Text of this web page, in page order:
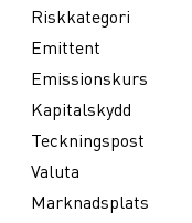
Riskkategori
Emittent
Emissionskurs
Kapitalskydd
Teckningspost
Valuta
Marknadsplats